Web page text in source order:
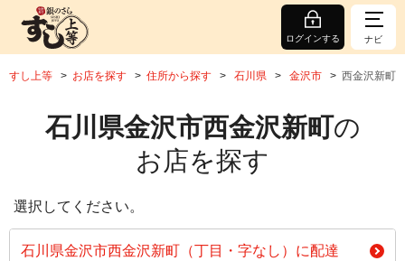
ログインする ナビ
すし上等 お店を探す 住所から探す 石川県 金沢市 西金沢新町
石川県金沢市西金沢新町の
お店を探す
選択してください。
石川県金沢市西金沢新町（丁目・字なし）に配達